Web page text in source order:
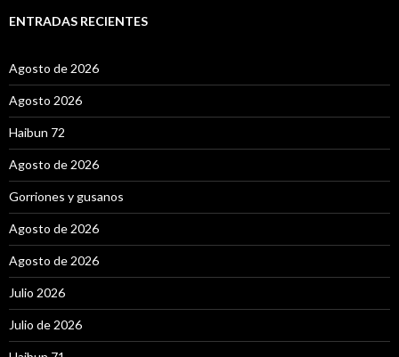
a
ENTRADAS RECIENTES
Agosto de 2026
Agosto 2026
Haibun 72
Agosto de 2026
Gorriones y gusanos
Agosto de 2026
Agosto de 2026
Julio 2026
Julio de 2026